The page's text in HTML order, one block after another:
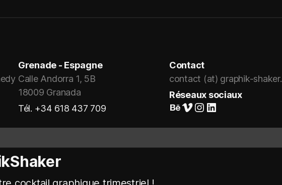
Grenade - Espagne
Calle Andorra 1, 5B
18009 Granada
Tél. +34 618 437 709
Contact
contact (at) graphik-
Réseaux sociaux
Suivez-nous sur Behance
Vimeo
Instagram
LinkedIn